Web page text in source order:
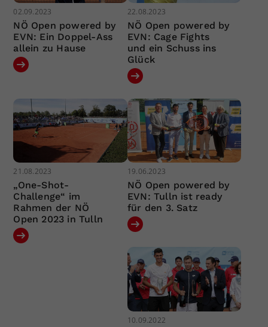
02.09.2023
NÖ Open powered by
EVN: Ein Doppel-Ass
allein zu Hause
22.08.2023
NÖ Open powered by
EVN: Cage Fights
und ein Schuss ins
Glück
21.08.2023
„One-Shot-
Challenge“ im
Rahmen der NÖ
Open 2023 in Tulln
19.06.2023
NÖ Open powered by
EVN: Tulln ist ready
für den 3. Satz
10.09.2022